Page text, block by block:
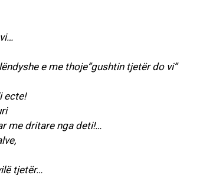
e me thoje”gushtin tjetër do vi”
ecte!
me dritare nga deti!…
tjetër…